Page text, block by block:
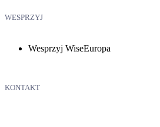
WESPRZYJ
Wesprzyj WiseEuropa
KONTAKT